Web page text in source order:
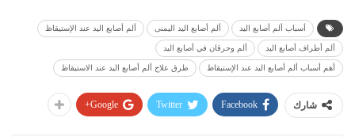
أسباب ألم أصابع اليد ألم أصابع اليد اليمنى ألم أصابع اليد عند الإستيقاظ
ألم أطراف أصابع اليد ألم وحرقان في أصابع اليد
أهم أسباب ألم أصابع اليد عند الإستيقاظ طرق علاج ألم أصابع اليد عند الاستيقاظ
شارك Facebook
Twitter
Google+